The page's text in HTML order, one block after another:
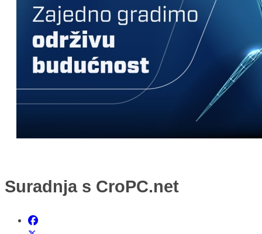
nikada prije
Suradnja s CroPC.net